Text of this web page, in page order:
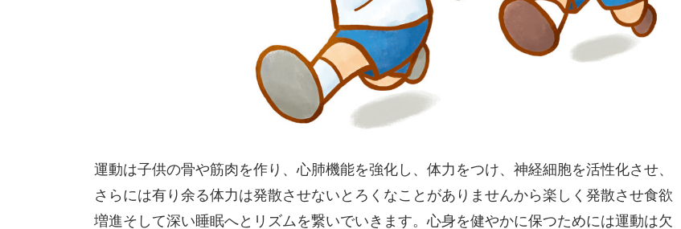
運動は子供の骨や筋肉を作り、心肺機能を強化し、体力をつけ、神経細胞を活性化させ、
さらには有り余る体力は発散させないとろくなことがありませんから楽しく発散させ食欲
増進そして深い睡眠へとリズムを繋いでいきます。心身を健やかに保つためには運動は欠